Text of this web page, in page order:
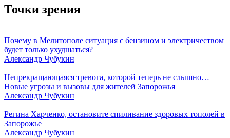
Точки зрения
Почему в Мелитополе ситуация с бензином и электричеством
будет только ухудшаться?
Александр Чубукин
Непрекращающаяся тревога, которой теперь не слышно…
Новые угрозы и вызовы для жителей Запорожья
Александр Чубукин
Регина Харченко, остановите спиливание здоровых тополей в
Запорожье
Александр Чубукин